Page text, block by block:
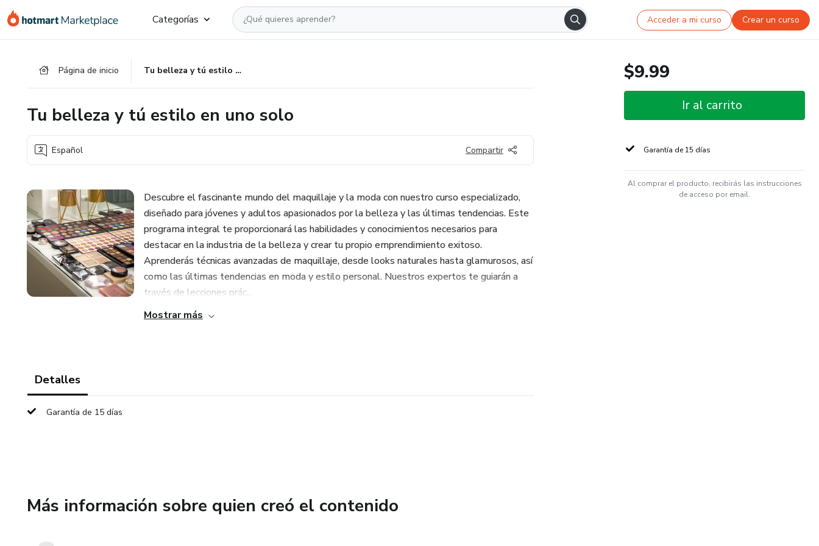
Categorías Acceder a mi curso Crear un curso
Página de inicio Tu belleza y tú estilo en uno solo
Tu belleza y tú estilo en uno solo
Español Compartir
Descubre el fascinante mundo del maquillaje y la moda con nuestro curso especializado,
diseñado para jóvenes y adultos apasionados por la belleza y las últimas tendencias. Este
programa integral te proporcionará las habilidades y conocimientos necesarios para
destacar en la industria de la belleza y crear tu propio emprendimiento exitoso.
Aprenderás técnicas avanzadas de maquillaje, desde looks naturales hasta glamurosos, así
como las últimas tendencias en moda y estilo personal. Nuestros expertos te guiarán a
través de lecciones prác...
Mostrar más
Detalles
Garantía de 15 días
Más información sobre quien creó el contenido
$9.99
Ir al carrito
Garantía de 15 días
Al comprar el producto, recibirás las instrucciones
de acceso por email.